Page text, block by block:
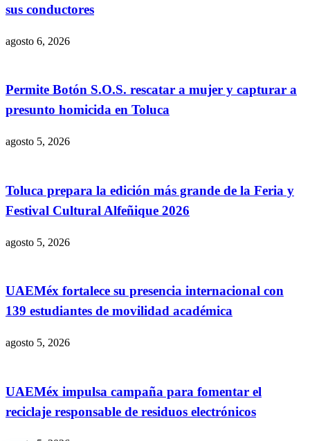
sus conductores
agosto 6, 2026
Permite Botón S.O.S. rescatar a mujer y capturar a
presunto homicida en Toluca
agosto 5, 2026
Toluca prepara la edición más grande de la Feria y
Festival Cultural Alfeñique 2026
agosto 5, 2026
UAEMéx fortalece su presencia internacional con
139 estudiantes de movilidad académica
agosto 5, 2026
UAEMéx impulsa campaña para fomentar el
reciclaje responsable de residuos electrónicos